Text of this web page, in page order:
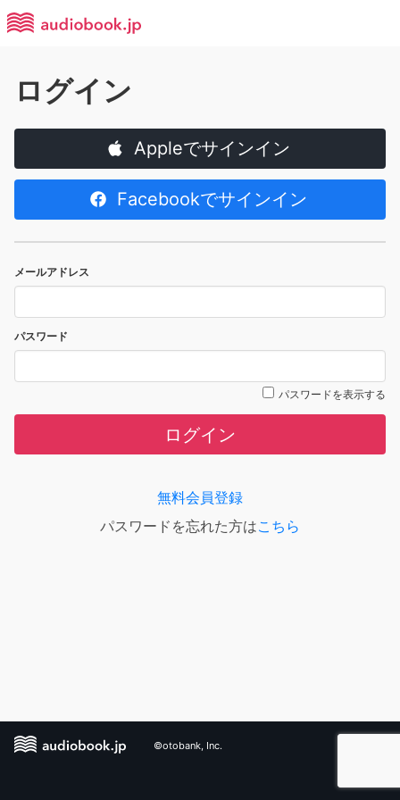
ログイン
Appleでサインイン
Facebookでサインイン
メールアドレス
パスワード
パスワードを表示する
ログイン
無料会員登録
パスワードを忘れた方はこちら
©otobank, Inc.